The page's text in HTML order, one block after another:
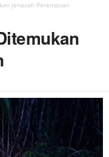
Jenazah Perempuan